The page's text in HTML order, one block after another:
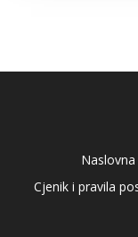
Naslovna
Cjenik i pravila